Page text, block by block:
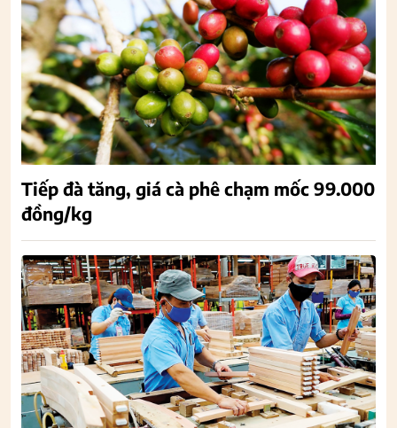
Tiếp đà tăng, giá cà phê chạm mốc 99.000
đồng/kg